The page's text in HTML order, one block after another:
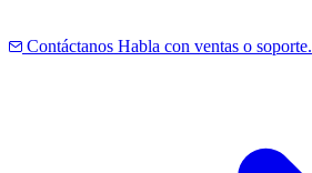
Contáctanos Habla con ventas o soporte.